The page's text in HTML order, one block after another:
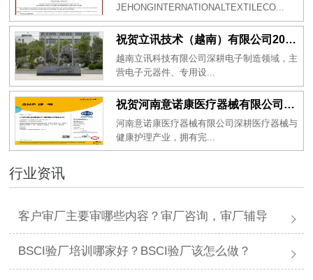
JEHONGINTERNATIONALTEXTILECO...
祝贺立讯技术（越南）有限公司2026年一次性成功通过RBA-VAP审核获得金牌评级！
越南立讯科技有限公司深耕电子制造领域，主
营电子元器件、专用设...
祝贺河南意诺康医疗器械有限公司2026年一次性成功通过GMP认证
河南意诺康医疗器械有限公司深耕医疗器械与
健康护理产业，拥有完...
行业资讯
客户审厂主要审哪些内容？审厂咨询，审厂辅导
BSCI验厂培训哪家好？BSCI验厂该怎么做？